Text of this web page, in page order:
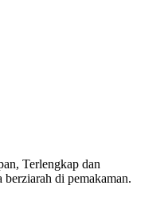
Terlengkap dan
di pemakaman.